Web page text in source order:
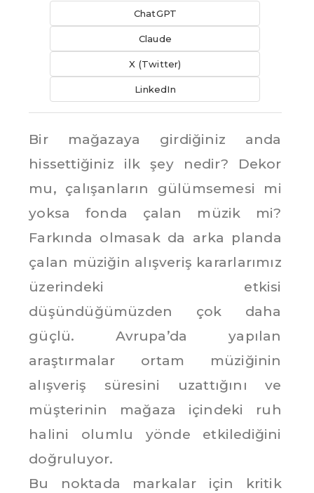
ChatGPT
Claude
X (Twitter)
LinkedIn
Bir mağazaya girdiğiniz anda
hissettiğiniz ilk şey nedir? Dekor
mu, çalışanların gülümsemesi mi
yoksa fonda çalan müzik mi?
Farkında olmasak da arka planda
çalan müziğin alışveriş kararlarımız
üzerindeki etkisi
düşündüğümüzden çok daha
güçlü. Avrupa’da yapılan
araştırmalar ortam müziğinin
alışveriş süresini uzattığını ve
müşterinin mağaza içindeki ruh
halini olumlu yönde etkilediğini
doğruluyor.
Bu noktada markalar için kritik